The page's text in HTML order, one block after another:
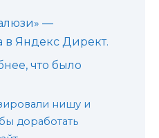
—
в Яндекс Директ.
что было
нишу и
доработать